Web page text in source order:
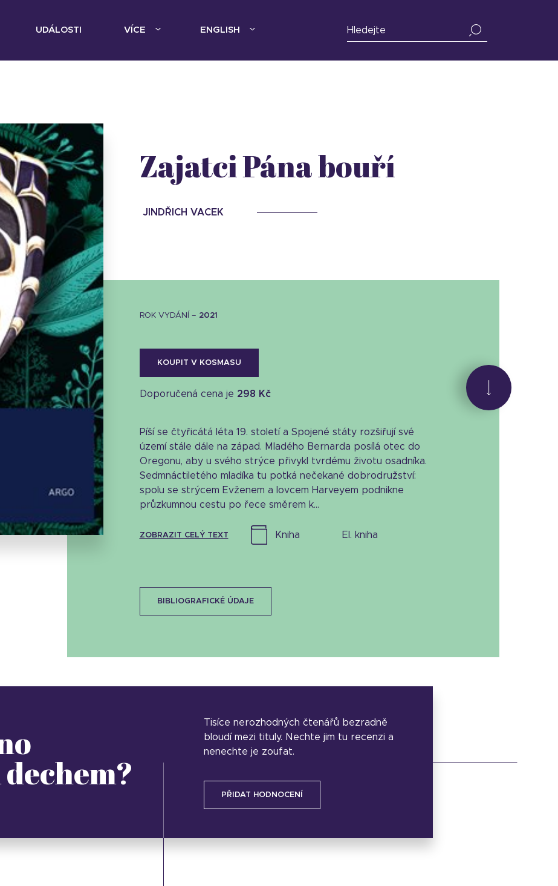
UDÁLOSTI VÍCE ENGLISH
Stáhnout obálku
30.24 KB
Zajatci Pána bouří
JINDŘICH VACEK
ROK VYDÁNÍ – 2021
KOUPIT V KOSMASU
Doporučená cena je 298 Kč
Píší se čtyřicátá léta 19. století a Spojené státy rozšiřují své
území stále dále na západ. Mladého Bernarda posílá otec do
Oregonu, aby u svého strýce přivykl tvrdému životu osadníka.
Sedmnáctiletého mladíka tu potká nečekané dobrodružství:
spolu se strýcem Evženem a lovcem Harveyem podnikne
průzkumnou cestu po řece směrem k...
ZOBRAZIT CELÝ TEXT kniha el. kniha
BIBLIOGRAFICKÉ ÚDAJE
Tisíce nerozhodných čtenářů bezradně
bloudí mezi tituly. Nechte jim tu recenzi a
nenechte je zoufat.
PŘIDAT HODNOCENÍ